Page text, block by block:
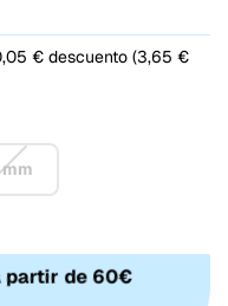
€ descuento (3,65 €
mm
partir de 60€